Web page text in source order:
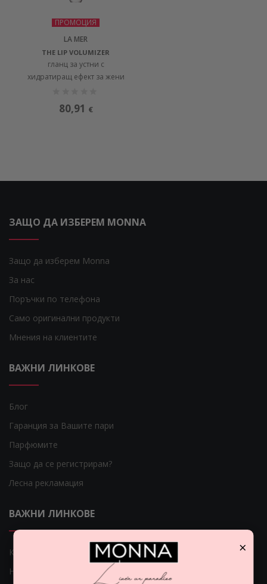
ПРОМОЦИЯ
LA MER
THE LIP VOLUMIZER
гланц за устни с
хидратиращ ефект за жени
80,91 €
ЗАЩО ДА ИЗБЕРЕМ MONNA
Защо да изберем Monna
За нас
Поръчки по телефона
Само оригинални продукти
Мнения на клиентите
ВАЖНИ ЛИНКОВЕ
Блог
Гаранция за Вашите пари
Парфюмите
Защо да се регистрирам?
Лесна рекламация
ВАЖНИ ЛИНКОВЕ
Как мога да платя?
Начини на доставка
×